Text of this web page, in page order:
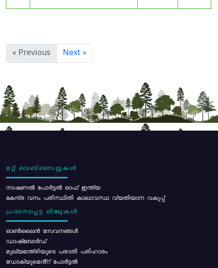
« Previous Next »
മറ്റ് വെബ്സൈറ്റുകൾ
നാഷണൽ പോർട്ടൽ ഓഫ് ഇന്ത്യ
കേന്ദ്ര വനം പരിസ്ഥിതി കാലാവസ്ഥ വ്യതിയാന വകുപ്പ്
പ്രധാനപ്പെട്ട ലിങ്കുകൾ
ഓൺലൈൻ സേവനങ്ങൾ
ഡാഷ്ബോർഡ്
മുഖ്യമന്ത്രിയുടെ പരാതി പരിഹാരം
ഡോക്യുമെൻ്റ് പോർട്ടൽ